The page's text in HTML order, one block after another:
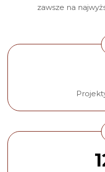
zawsze na